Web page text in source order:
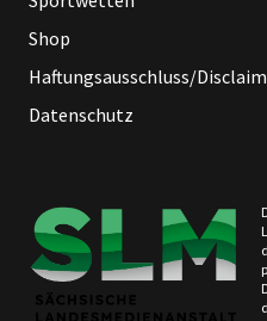
Shop
Haftungsausschluss/
Datenschutz